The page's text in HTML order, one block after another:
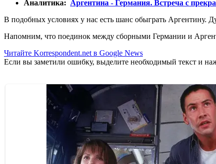
Аналитика: Аргентина - Германия. Встреча с
В подобных условиях у нас есть шанс обыграть Аргентину.
Напомним, что поединок между сборными Германии и
Читайте Korrespondent.net в Google News
Если вы заметили ошибку, выделите необходимый текст и